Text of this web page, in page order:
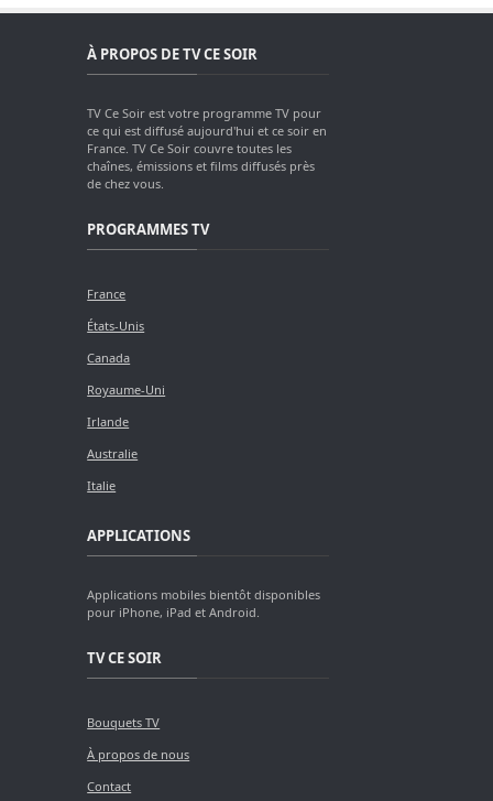
À PROPOS DE TV CE SOIR
TV Ce Soir est votre programme TV pour
ce qui est diffusé aujourd'hui et ce soir en
France. TV Ce Soir couvre toutes les
chaînes, émissions et films diffusés près
de chez vous.
PROGRAMMES TV
France
États-Unis
Canada
Royaume-Uni
Irlande
Australie
Italie
APPLICATIONS
Applications mobiles bientôt disponibles
pour iPhone, iPad et Android.
TV CE SOIR
Bouquets TV
À propos de nous
Contact